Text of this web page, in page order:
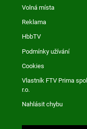
Volná místa
Reklama
HbbTV
Podmínky užívání
Cookies
Vlastník FTV Prima
r.o.
Nahlásit chybu